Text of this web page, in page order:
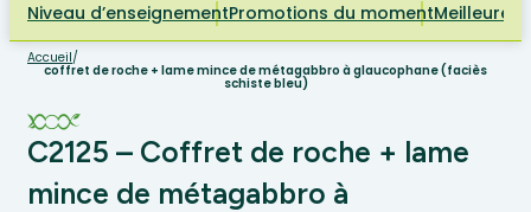
Niveau d’enseignementPromotions du momentMeilleures
Accueil/
coffret de roche + lame mince de métagabbro à glaucophane (faciès
schiste bleu)
C2125 – Coffret de roche + lame
mince de métagabbro à